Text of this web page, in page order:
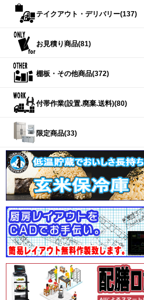
テイクアウト・デリバリー(137)
お見積り商品(81)
棚板・その他商品(372)
付帯作業(設置.廃棄.送料)(80)
限定商品(33)